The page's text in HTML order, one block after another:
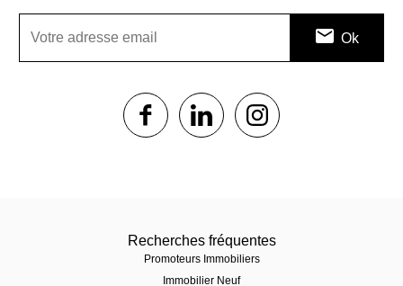
1$s 1$s
Recherches fréquentes
Promoteurs Immobiliers
Immobilier Neuf